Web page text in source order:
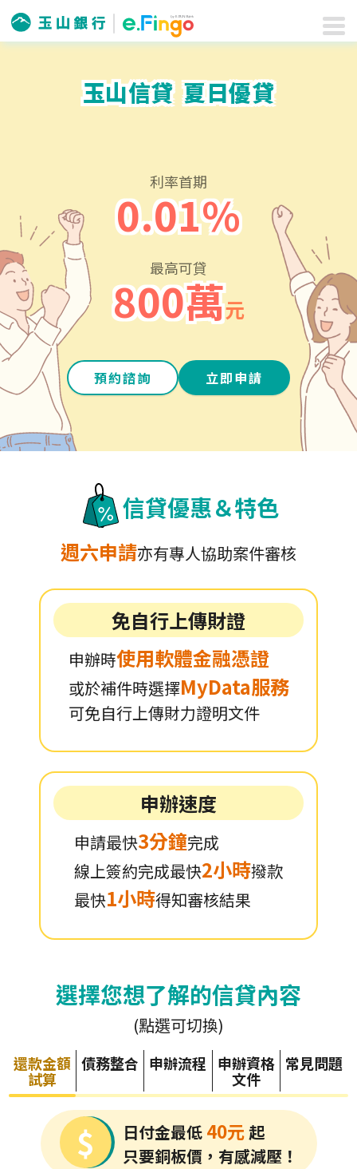
玉山信貸 夏日優貸
利率首期
0.01%
最高可貸
800萬元
預約諮詢 立即申請
信貸優惠＆特色
週六申請亦有專人協助案件審核
免自行上傳財證
申辦時使用軟體金融憑證
或於補件時選擇MyData服務
可免自行上傳財力證明文件
申辦速度
申請最快3分鐘完成
線上簽約完成最快2小時撥款
最快1小時得知審核結果
選擇您想了解的信貸內容
(點選可切換)
還款金額
試算
債務整合 申辦流程 申辦資格
文件
常見問題
日付金最低40元起
只要銅板價，有感減壓！